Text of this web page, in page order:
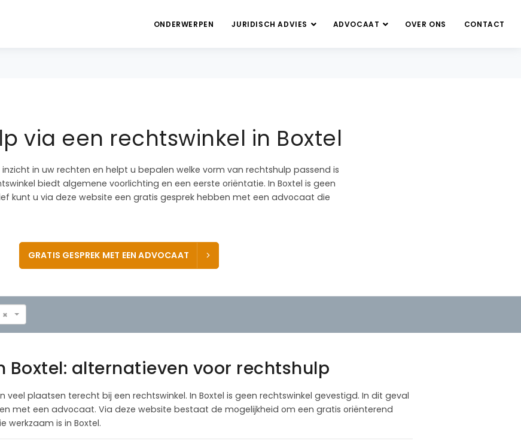
ONDERWERPEN JURIDISCH ADVIES ADVOCAAT OVER ONS CONTACT
via een rechtswinkel in Boxtel
in uw rechten en helpt u bepalen welke vorm van rechtshulp passend is
biedt algemene voorlichting en een eerste oriëntatie. In Boxtel is geen
kunt u via deze website een gratis gesprek hebben met een advocaat die
GRATIS GESPREK MET EEN ADVOCAAT
×
Boxtel: alternatieven voor rechtshulp
veel plaatsen terecht bij een rechtswinkel. In Boxtel is geen rechtswinkel gevestigd. In dit geval
met een advocaat. Via deze website bestaat de mogelijkheid om een gratis oriënterend
is in Boxtel.